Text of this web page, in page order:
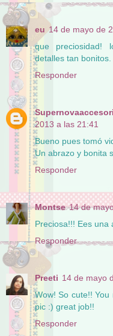
eu 14 de mayo de
que preciosidad!
detalles tan bonitos.
Responder
2013 a las 21:41
Bueno pues tomó
Un abrazo y bonita
Responder
Montse 14 de
Preciosa!!! Ees una
Responder
Preeti 14 de mayo
Wow! So cute!!
pic :) great job!!
Responder